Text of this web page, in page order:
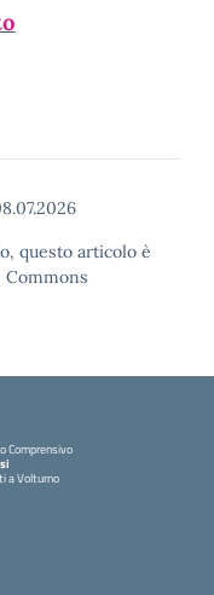
questo articolo è
Commons
Comprensivo
a Volturno
la pagina iniziale della scuola